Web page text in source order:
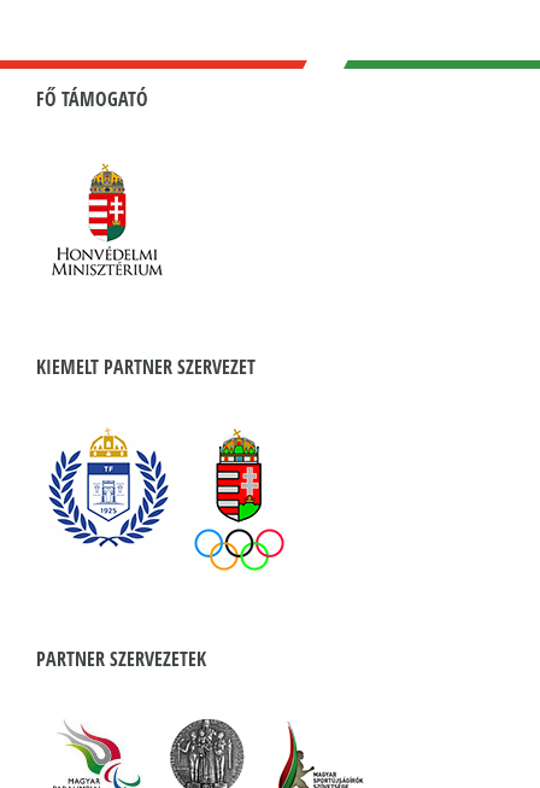
FŐ TÁMOGATÓ
KIEMELT PARTNER SZERVEZET
PARTNER SZERVEZETEK